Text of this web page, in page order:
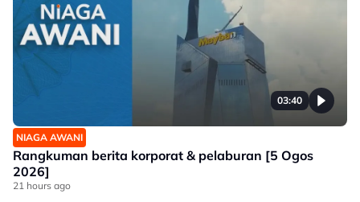
03:40
NIAGA AWANI
Rangkuman berita korporat & pelaburan [5 Ogos
2026]
21 hours ago